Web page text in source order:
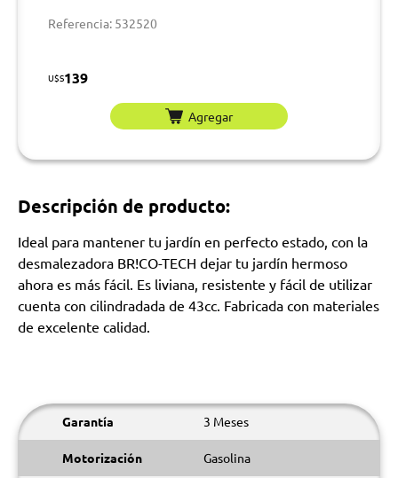
Referencia: 532520
U$S139
Agregar
Descripción de producto:
Ideal para mantener tu jardín en perfecto estado, con la
desmalezadora BR!CO-TECH dejar tu jardín hermoso
ahora es más fácil. Es liviana, resistente y fácil de utilizar
cuenta con cilindradada de 43cc. Fabricada con materiales
de excelente calidad.
Garantía 3 Meses
Motorización Gasolina